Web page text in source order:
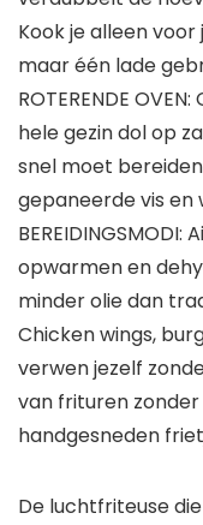
Kook je alleen
maar één lade
ROTERENDE
hele gezin dol op
snel moet
gepaneerde vis
opwarmen en
minder olie dan
Chicken wings,
verwen jezelf
van frituren
handgesneden
De luchtfriteuse